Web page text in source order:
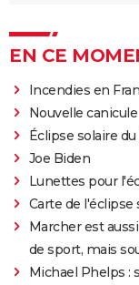
EN CE
Incendies en
Nouvelle canicule
Éclipse solaire
Joe Biden
Lunettes pour
Carte de l'éclipse
Marcher est
de sport, mais
Michael Phelps :